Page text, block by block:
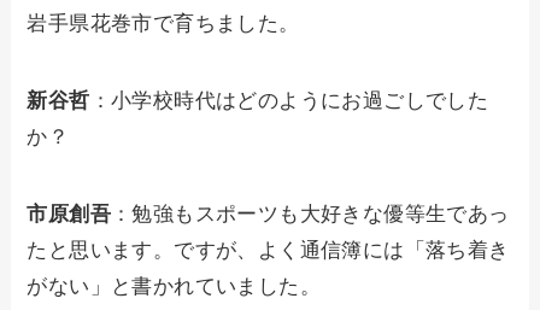
岩手県花巻市で育ちました。
新谷哲 ：小学校時代はどのようにお過ごしでした
か？
市原創吾 ：勉強もスポーツも大好きな優等生であっ
たと思います。ですが、よく通信簿には「落ち着き
がない」と書かれていました。